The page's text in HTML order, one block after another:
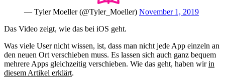
— Tyler Moeller (@Tyler_Moeller) November 1, 2019
Das Video zeigt, wie das bei iOS geht.
Was viele User nicht wissen, ist, dass man nicht jede App einzeln an
den neuen Ort verschieben muss. Es lassen sich auch ganz bequem
mehrere Apps gleichzeitig verschieben. Wie das geht, haben wirin
diesem Artikel erklärt.